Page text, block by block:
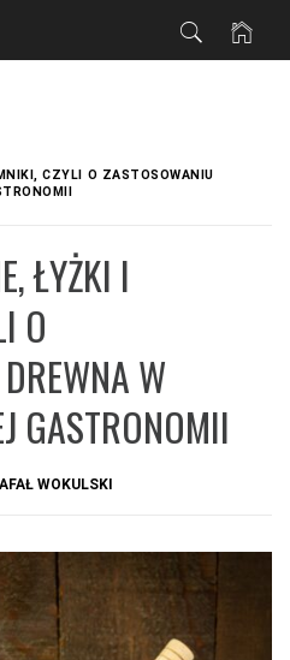
CZYLI O ZASTOSOWANIU
ŁYŻKI I
O
W
GASTRONOMII
WOKULSKI